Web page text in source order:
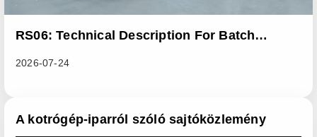
RS06: Technical Description For Batch
2026-07-24
A kotrógép-iparról szóló sajtóközlemény